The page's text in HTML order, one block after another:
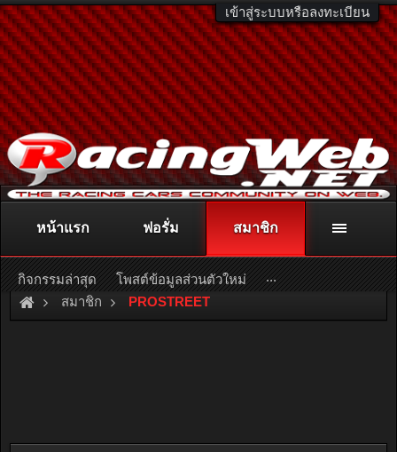
เข้าสู่ระบบหรือลงทะเบียน
ติดต่อลงโฆษณา racingweb@gmail.comหรือโทร. 081-811-1138
หรืออ่านรายละเอียดเพิ่มเติม คลิกที่นี่
สมาชิก PROSTREET
หน้าแรก ฟอรั่ม สมาชิก
กิจกรรมล่าสุด โพสต์ข้อมูลส่วนตัวใหม่ ...